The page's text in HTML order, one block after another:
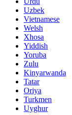
Uzbek
Vietnamese
Welsh
Xhosa
Yiddish
Yoruba
Zulu
Kinyarwanda
Tatar
Oriya
Turkmen
Uyghur